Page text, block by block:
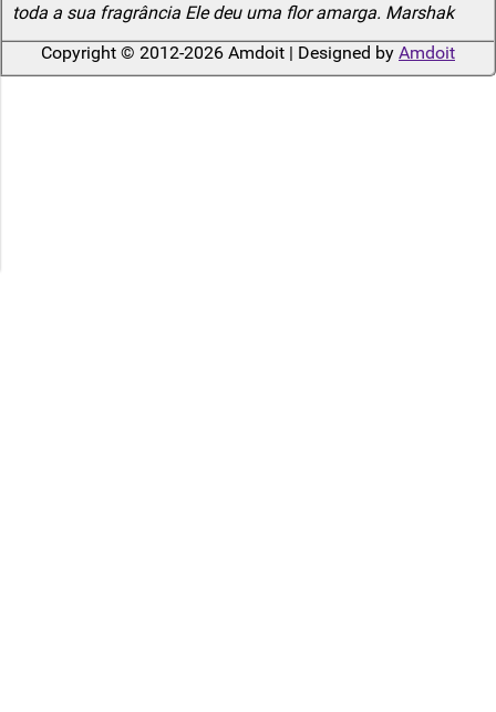
toda a sua fragrância Ele deu uma flor amarga. Marshak
Copyright © 2012-2026 Amdoit | Designed by Amdoit